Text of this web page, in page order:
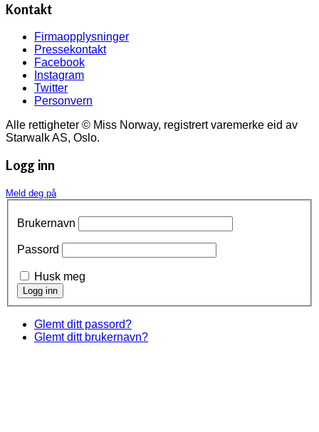
Kontakt
Firmaopplysninger
Pressekontakt
Facebook
Instagram
Twitter
Personvern
Alle rettigheter © Miss Norway, registrert varemerke eid av
Starwalk AS, Oslo.
Logg inn
Meld deg på
Brukernavn
Passord
Husk meg
Glemt ditt passord?
Glemt ditt brukernavn?